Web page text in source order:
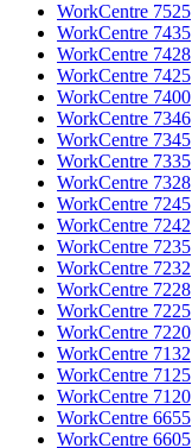
WorkCentre 7525
WorkCentre 7435
WorkCentre 7428
WorkCentre 7425
WorkCentre 7400
WorkCentre 7346
WorkCentre 7345
WorkCentre 7335
WorkCentre 7328
WorkCentre 7245
WorkCentre 7242
WorkCentre 7235
WorkCentre 7232
WorkCentre 7228
WorkCentre 7225
WorkCentre 7220
WorkCentre 7132
WorkCentre 7125
WorkCentre 7120
WorkCentre 6655
WorkCentre 6605